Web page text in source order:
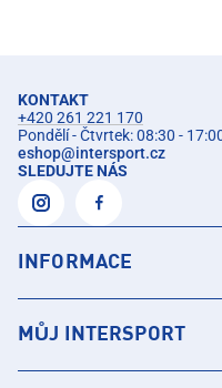
KONTAKT
+420 261 221 170
Pondělí - Čtvrtek: 08:30 -
eshop@intersport.cz
SLEDUJTE NÁS
INFORMACE
MŮJ INTERSPORT